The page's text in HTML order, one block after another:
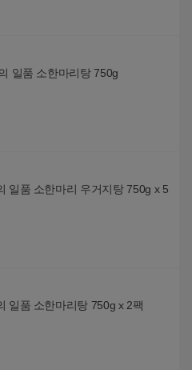
일품 소한마리탕 750g
일품 소한마리 우거지탕 750g x 5
일품 소한마리탕 750g x 2팩